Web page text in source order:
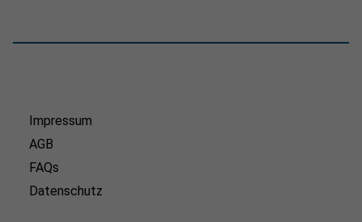
Impressum
AGB
FAQs
Datenschutz